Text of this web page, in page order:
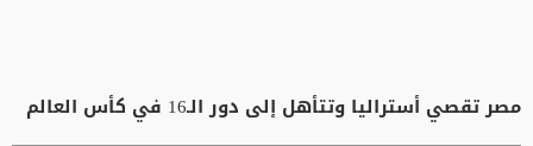
مصر تقصي أستراليا وتتأهل إلى دور الـ16 في كأس العالم